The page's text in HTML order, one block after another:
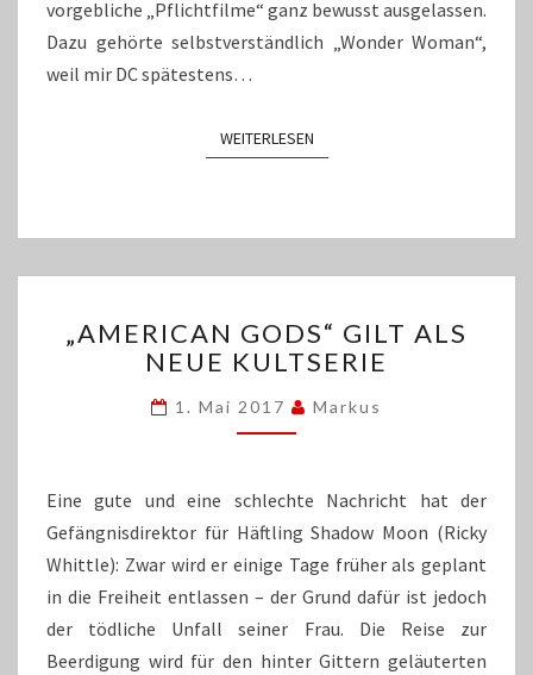
vorgebliche „Pflichtfilme“ ganz bewusst ausgelassen.
Dazu gehörte selbstverständlich „Wonder Woman“,
weil mir DC spätestens…
WEITERLESENWEITERLESEN
GODS“
GILT
NEUE
KULTSERIE
„AMERICAN GODS“ GILT ALS
NEUE KULTSERIE
1. Mai 2017 Markus
Eine gute und eine schlechte Nachricht hat der
Gefängnisdirektor für Häftling Shadow Moon (Ricky
Whittle): Zwar wird er einige Tage früher als geplant
in die Freiheit entlassen – der Grund dafür ist jedoch
der tödliche Unfall seiner Frau. Die Reise zur
Beerdigung wird für den hinter Gittern geläuterten